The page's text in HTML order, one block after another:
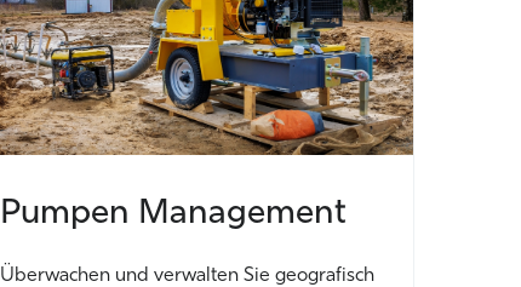
Pumpen Management
Überwachen und verwalten Sie geografisch